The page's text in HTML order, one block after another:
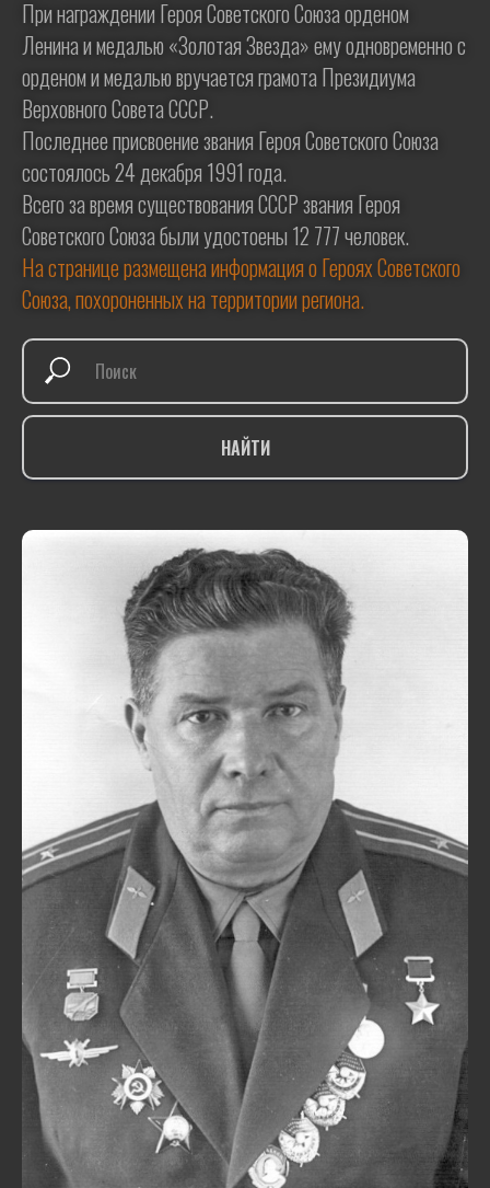
При награждении Героя Советского Союза орденом
Ленина и медалью «Золотая Звезда» ему одновременно с
орденом и медалью вручается грамота Президиума
Верховного Совета СССР.
Последнее присвоение звания Героя Советского Союза
состоялось 24 декабря 1991 года.
Всего за время существования СССР звания Героя
Советского Союза были удостоены 12 777 человек.
На странице размещена информация о Героях Советского
Союза, похороненных на территории региона.
НАЙТИ